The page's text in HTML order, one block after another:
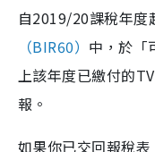
自2019/20課稅年度
（BIR60） 中，於「
上該年度已繳付的
報。
如果你已交回報稅